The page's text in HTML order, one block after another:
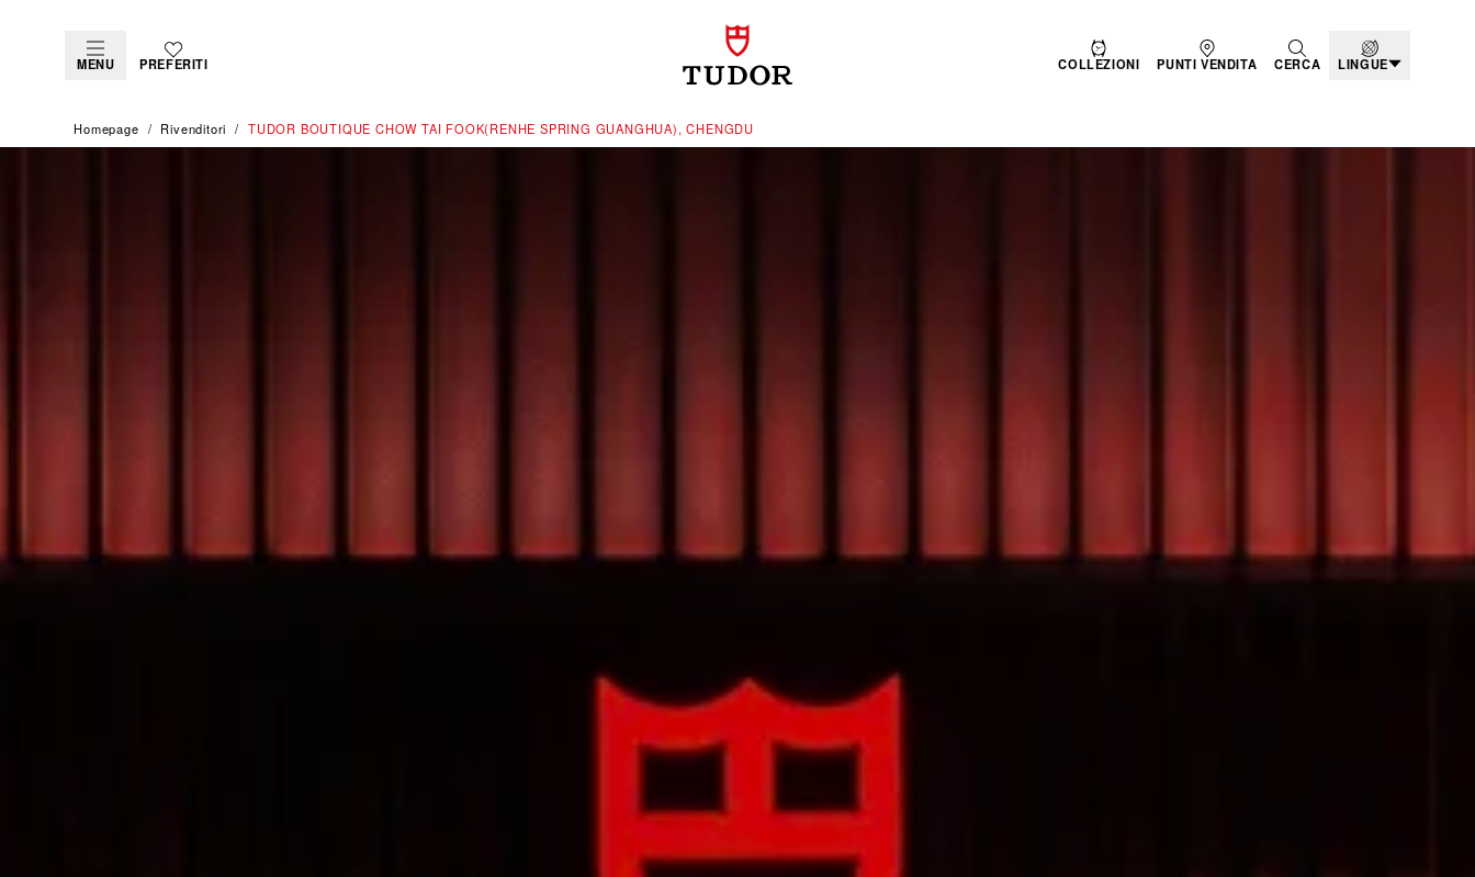
MENU PREFERITI COLLEZIONI PUNTI VENDITA CERCA LINGUE
Homepage Rivenditori ‭TUDOR BOUTIQUE CHOW TAI FOOK(RENHE SPRING GUANGHUA), CHENGDU‬